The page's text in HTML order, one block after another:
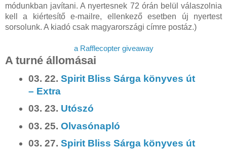
módunkban javítani. A nyertesnek 72 órán belül válaszolnia
kell a kiértesítő e-mailre, ellenkező esetben új nyertest
sorsolunk. A kiadó csak magyarországi címre postáz.)
a Rafflecopter giveaway
A turné állomásai
03. 22.Spirit Bliss Sárga könyves út
– Extra
03. 23. Utószó
03. 25.Olvasónapló
03. 27.Spirit Bliss Sárga könyves út